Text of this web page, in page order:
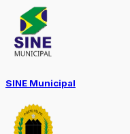
SINE Municipal